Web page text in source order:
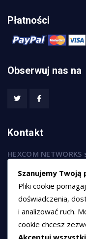
Płatności
Obserwuj nas na
Kontakt
HEXCOM
ul. Marsz. Józefa
50-020 Wrocław
+48 789 594 102
Szanujemy Twoją
Pliki cookie
doświadczenia,
i analizować ruch.
cookie chcesz
Akceptuj